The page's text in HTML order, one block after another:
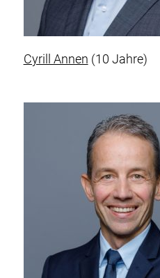
Cyrill Annen (10 Jahre)